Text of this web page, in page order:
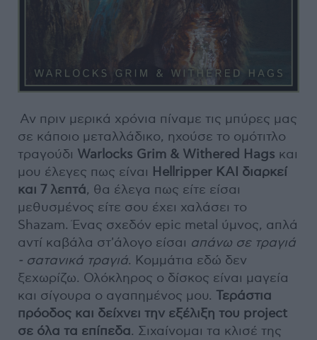
Αν πριν μερικά χρόνια πίναμε τις μπύρες μας
σε κάποιο μεταλλάδικο, ηχούσε το ομότιτλο
τραγούδι Warlocks Grim & Withered Hags και
μου έλεγες πως είναι Hellripper ΚΑΙ διαρκεί
και 7 λεπτά, θα έλεγα πως είτε είσαι
μεθυσμένος είτε σου έχει χαλάσει το
Shazam. Ένας σχεδόν epic metal ύμνος, απλά
αντί καβάλα στ'άλογο είσαι απάνω σε τραγιά
- σατανικά τραγιά. Κομμάτια εδώ δεν
ξεχωρίζω. Ολόκληρος ο δίσκος είναι μαγεία
και σίγουρα ο αγαπημένος μου. Τεράστια
πρόοδος και δείχνει την εξέλιξη του project
σε όλα τα επίπεδα. Σιχαίνομαι τα κλισέ της